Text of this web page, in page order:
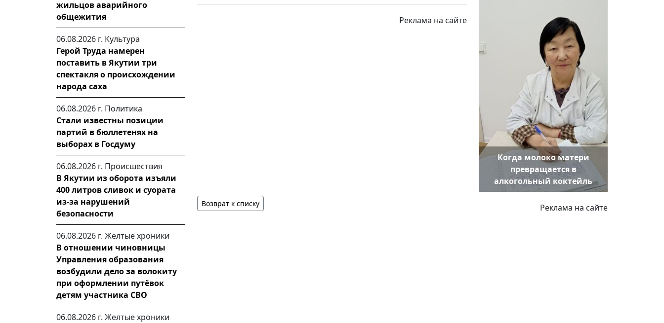
жильцов аварийного
общежития
06.08.2026 г. Культура
Герой Труда намерен
поставить в Якутии три
спектакля о происхождении
народа саха
06.08.2026 г. Политика
Стали известны позиции
партий в бюллетенях на
выборах в Госдуму
06.08.2026 г. Происшествия
В Якутии из оборота изъяли
400 литров сливок и суората
из-за нарушений
безопасности
06.08.2026 г. Желтые хроники
В отношении чиновницы
Управления образования
возбудили дело за волокиту
при оформлении путёвок
детям участника СВО
06.08.2026 г. Желтые хроники
Реклама на сайте
Возврат к списку
Когда молоко матери
превращается в
алкогольный коктейль
Реклама на сайте